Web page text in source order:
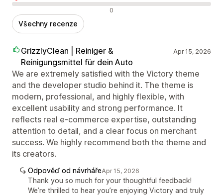
Negativní recenze 0
Všechny recenze
GrizzlyClean | Reiniger &
Reinigungsmittel für dein Auto
Apr 15, 2026
We are extremely satisfied with the Victory theme
and the developer studio behind it. The theme is
modern, professional, and highly flexible, with
excellent usability and strong performance. It
reflects real e-commerce expertise, outstanding
attention to detail, and a clear focus on merchant
success. We highly recommend both the theme and
its creators.
Odpověď od návrhářeApr 15, 2026
Thank you so much for your thoughtful feedback!
We’re thrilled to hear you’re enjoying Victory and truly